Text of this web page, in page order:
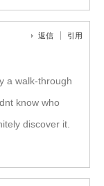
返信 引用
a walk-through
know who
discover it.